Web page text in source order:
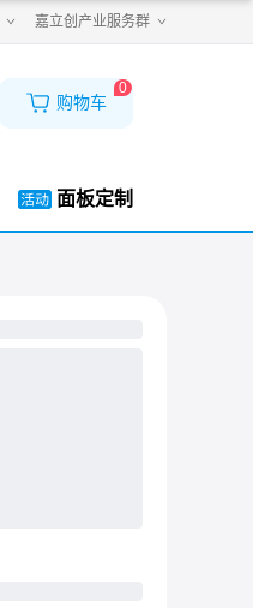
嘉立创产业服务群
购物车
0
面板定制